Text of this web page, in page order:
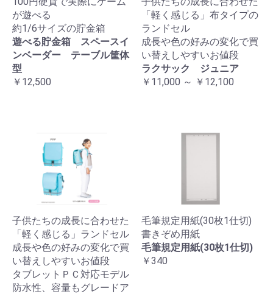
が遊べる
約1/6サイズの貯金箱
遊べる貯金箱 スペースイ
ンベーダー テーブル筐体
型
￥12,500
「軽く感じる」布タイプの
ランドセル
成長や色の好みの変化で買
い替えしやすいお値段
ラクサック ジュニア
￥11,000 ～ ￥12,100
子供たちの成長に合わせた
「軽く感じる」ランドセル
成長や色の好みの変化で買
い替えしやすいお値段
タブレットＰＣ対応モデル
防水性、容量もグレードア
毛筆規定用紙(30枚1仕切)
書きぞめ用紙
毛筆規定用紙(30枚1仕切)
￥340